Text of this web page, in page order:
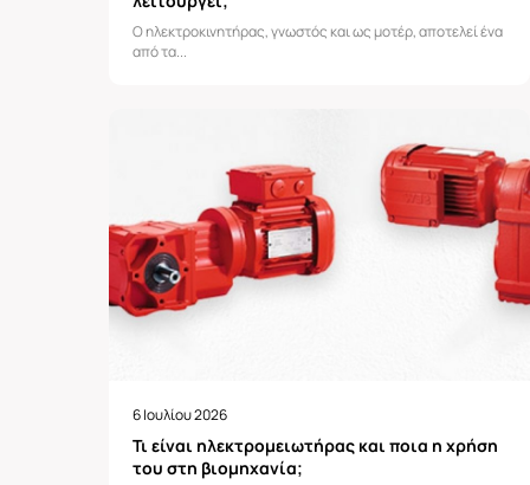
Ο ηλεκτροκινητήρας, γνωστός και ως μοτέρ, αποτελεί ένα
από τα...
6 Ιουλίου 2026
Τι είναι ηλεκτρομειωτήρας και ποια η χρήση
του στη βιομηχανία;